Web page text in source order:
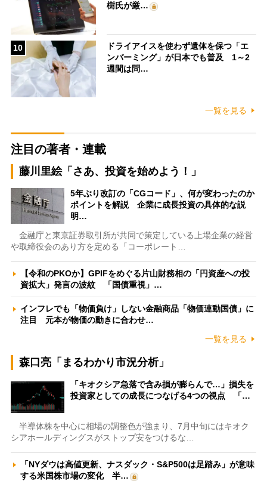
樹氏が厳…
10
ドライアイスを使わず遺体を保つ「エ
ンバーミング」が日本でも普及 1～2
週間は問…
一覧を見る
注目の著者・連載
藤川里絵「さあ、投資を始めよう！」
5年ぶり改訂の「CGコード」、何が変わったのか
ポイントを解説 企業に成長投資の具体的な説
明…
金融庁と東京証券取引所が共同で策定している上場企業の経営
や取締役会のあり方を定める「コーポレート…
【令和のPKOか】GPIFをめぐる片山財務相の「円資産への投
資拡大」発言の波紋 「国債重視」…
インフレでも「物価負け」しない金融商品「物価連動国債」に
注目 元本が物価の動きに合わせ…
一覧を見る
森口亮「まるわかり市況分析」
「キオクシア急落で含み損が膨らんで…」損失を
投資家としての成長につなげる4つの視点 「…
半導体株を中心に相場の調整色が強まり、7月中旬にはキオク
シアホールディングスがストップ安をつけるな…
「NYダウは高値更新、ナスダック・S&P500は足踏み」が意味
する米国株市場の変化 半…